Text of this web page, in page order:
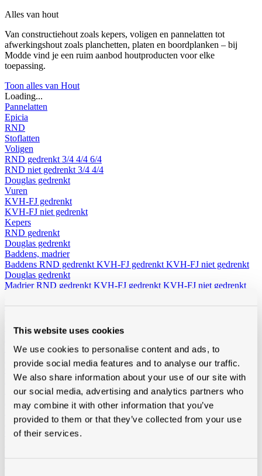
This website uses cookies
We use cookies to personalise content and ads, to
provide social media features and to analyse our traffic.
We also share information about your use of our site with
our social media, advertising and analytics partners who
may combine it with other information that you’ve
provided to them or that they’ve collected from your use
of their services.
Alles van hout
Van constructiehout zoals kepers, voligen en pannelatten tot
afwerkingshout zoals planchetten, platen en boordplanken – bij
Modde vind je een ruim aanbod houtproducten voor elke
toepassing.
Toon alles van Hout
Loading...
Pannelatten
Epicia
RND
Stoflatten
Voligen
RND gedrenkt 3/4 4/4 6/4
RND niet gedrenkt 3/4 4/4
Douglas gedrenkt
Vuren
KVH-FJ gedrenkt
KVH-FJ niet gedrenkt
Kepers
RND gedrenkt
Douglas gedrenkt
Baddens, madrier
Baddens RND gedrenkt KVH-FJ gedrenkt KVH-FJ niet gedrenkt
Douglas gedrenkt
MadrierRND gedrenkt KVH-FJ gedrenkt KVH-FJ niet gedrenkt
Cls
Geimpregneerd
RND
Meranti
Ceder
Planchetten
Ayous PlanchettenAyous thermo triple Ayous thermo vlak
Andere planchetten
Noordboomlatten
Platen
OSB